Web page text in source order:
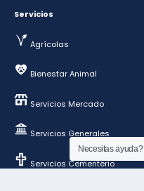
Servicios
Agrícolas
Bienestar Animal
Servicios Mercado
Servicios Generales
Servicios Cementerio
Necesitas ayuda?